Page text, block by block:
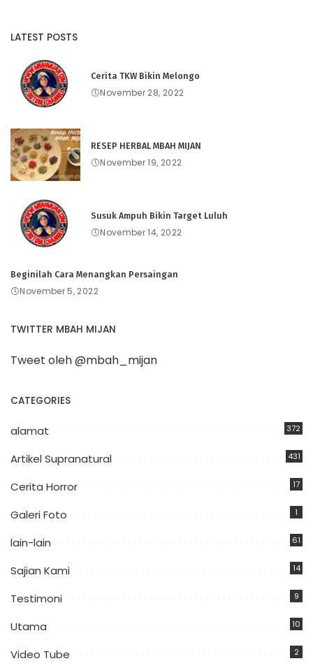
LATEST POSTS
Cerita TKW Bikin Melongo
November 28, 2022
RESEP HERBAL MBAH MIJAN
November 19, 2022
Susuk Ampuh Bikin Target Luluh
November 14, 2022
Beginilah Cara Menangkan Persaingan
November 5, 2022
TWITTER MBAH MIJAN
Tweet oleh @mbah_mijan
CATEGORIES
alamat 372
Artikel Supranatural 431
Cerita Horror 17
Galeri Foto 1
lain-lain 61
Sajian Kami 14
Testimoni 9
Utama 10
Video Tube 2